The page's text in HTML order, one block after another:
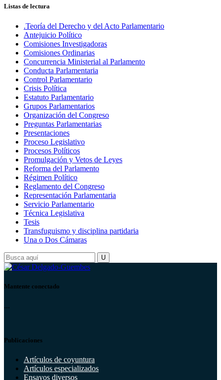
Listas de lectura
.Teoría del Derecho y del Acto Parlamentario
Antejuicio Político
Comisiones Investigadoras
Comisiones Ordinarias
Concurrencia Ministerial al Parlamento
Conducta Parlamentaria
Control Parlamentario
Crisis Política
Estatuto Parlamentario
Grupos Parlamentarios
Organización del Congreso
Preguntas Parlamentarias
Presentaciones
Proceso Legislativo
Procesos Políticos
Promulgación y Vetos de Leyes
Reforma del Parlamento
Régimen Político
Reglamento del Congreso
Representación Parlamentaria
Servicio Parlamentario
Técnica Legislativa
Tesis
Transfuguismo y disciplina partidaria
Una o Dos Cámaras
Mantente conectado
...
Publicaciones
Artículos de coyuntura
Artículos especializados
Ensayos diversos